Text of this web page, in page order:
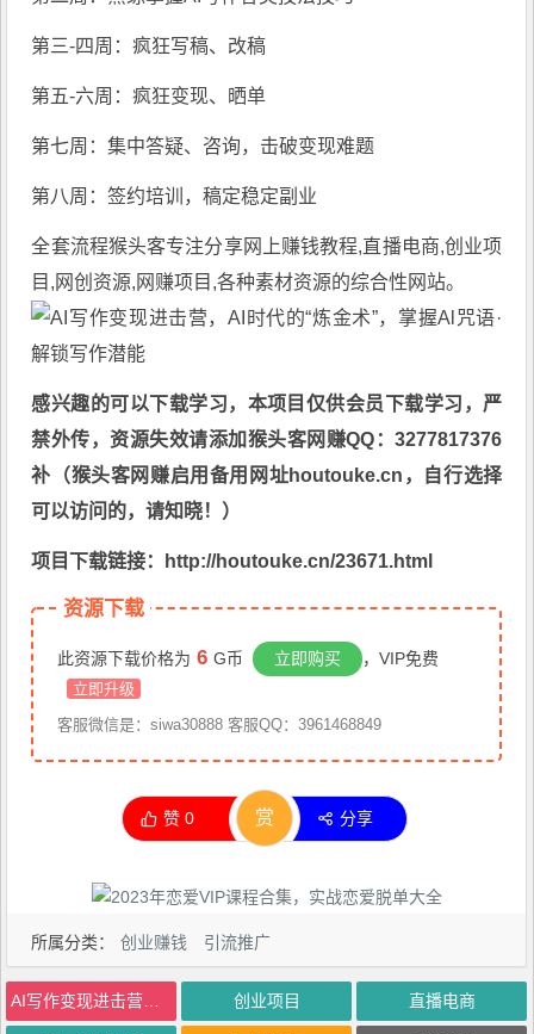
第三-四周：疯狂写稿、改稿
第五-六周：疯狂变现、晒单
第七周：集中答疑、咨询，击破变现难题
第八周：签约培训，稿定稳定副业
全套流程猴头客专注分享网上赚钱教程,直播电商,创业项
目,网创资源, 网赚项目 ,各种素材资源的综合性网站。
感兴趣的可以下载学习，本项目仅供会员下载学习，严
禁外传，资源失效请添加猴头客网赚QQ：3277817376
补（猴头客网赚启用备用网址houtouke.cn，自行选择
可以访问的，请知晓！）
项目下载链接：http://houtouke.cn/23671.html
资源下载
此资源下载价格为 6 G币 立即购买 ，VIP免费
立即升级
客服微信是：siwa30888 客服QQ：3961468849
赞0 赏 分享
所属分类： 创业赚钱 引流推广
AI写作变现进击营，AI时代的“炼金术”，掌握Al咒语·解锁写作潜能 创业项目 直播电商